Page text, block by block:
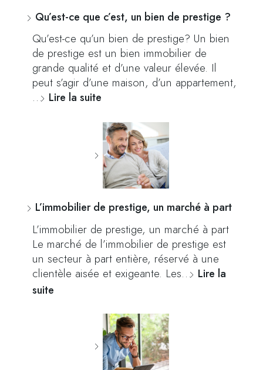
Qu’est-ce que c’est, un bien de prestige ?
Qu’est-ce qu’un bien de prestige? Un bien
de prestige est un bien immobilier de
grande qualité et d’une valeur élevée. Il
peut s’agir d’une maison, d’un appartement,
… Lire la suite
L’immobilier de prestige, un marché à part
L’immobilier de prestige, un marché à part
Le marché de l’immobilier de prestige est
un secteur à part entière, réservé à une
clientèle aisée et exigeante. Les… Lire la
suite